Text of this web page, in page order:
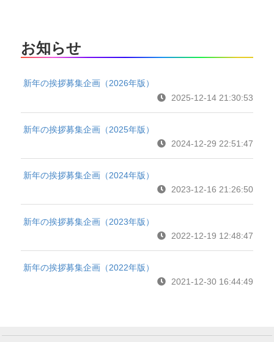
お知らせ
新年の挨拶募集企画（2026年版）
2025-12-14 21:30:53
新年の挨拶募集企画（2025年版）
2024-12-29 22:51:47
新年の挨拶募集企画（2024年版）
2023-12-16 21:26:50
新年の挨拶募集企画（2023年版）
2022-12-19 12:48:47
新年の挨拶募集企画（2022年版）
2021-12-30 16:44:49